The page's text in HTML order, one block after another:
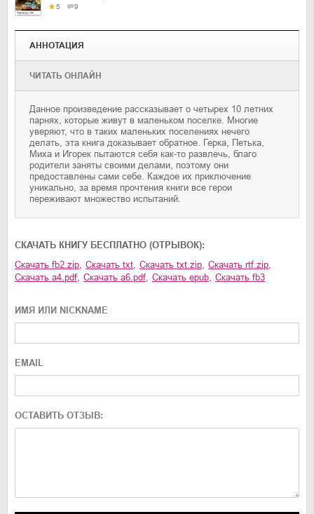
5 9
АННОТАЦИЯ
ЧИТАТЬ ОНЛАЙН
Данное произведение рассказывает о четырех 10 летних
парнях, которые живут в маленьком поселке. Многие
уверяют, что в таких маленьких поселениях нечего
делать, эта книга доказывает обратное. Герка, Петька,
Миха и Игорек пытаются себя как-то развлечь, благо
родители заняты своими делами, поэтому они
предоставлены сами себе. Каждое их приключение
уникально, за время прочтения книги все герои
переживают множество испытаний.
CКАЧАТЬ КНИГУ БЕСПЛАТНО (ОТРЫВОК):
Скачать fb2.zip, Скачать txt, Скачать txt.zip, Скачать rtf.zip,
Скачать a4.pdf, Скачать a6.pdf, Скачать epub, Скачать fb3
ИМЯ ИЛИ NICKNAME
EMAIL
ОСТАВИТЬ ОТЗЫВ: